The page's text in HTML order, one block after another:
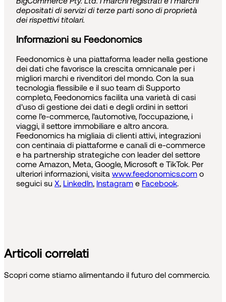
depositati di servizi di terze parti sono di proprietà
dei rispettivi titolari.
Informazioni su Feedonomics
Feedonomics è una piattaforma leader nella gestione
dei dati che favorisce la crescita omnicanale per i
migliori marchi e rivenditori del mondo. Con la sua
tecnologia flessibile e il suo team di Supporto
completo, Feedonomics facilita una varietà di casi
d'uso di gestione dei dati e degli ordini in settori
come l'e-commerce, l'automotive, l'occupazione, i
viaggi, il settore immobiliare e altro ancora.
Feedonomics ha migliaia di clienti attivi, integrazioni
con centinaia di piattaforme e canali di e-commerce
e ha partnership strategiche con leader del settore
come Amazon, Meta, Google, Microsoft e TikTok. Per
ulteriori informazioni, visita www.feedonomics.com o
seguici su X, LinkedIn, Instagram e Facebook.
Articoli correlati
Scopri come stiamo alimentando il futuro del commercio.